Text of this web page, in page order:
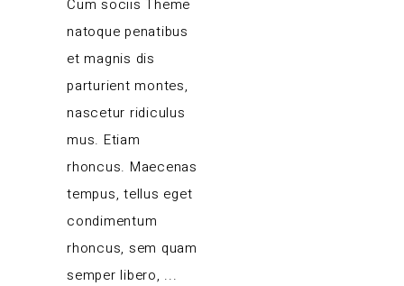
Cum sociis Theme
natoque penatibus
et magnis dis
parturient montes,
nascetur ridiculus
mus. Etiam
rhoncus. Maecenas
tempus, tellus eget
condimentum
rhoncus, sem quam
semper libero,